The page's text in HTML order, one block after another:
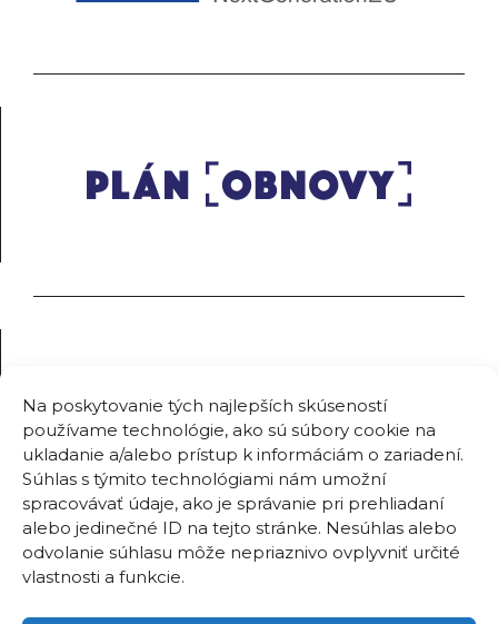
Na poskytovanie tých najlepších skúseností
používame technológie, ako sú súbory cookie na
ukladanie a/alebo prístup k informáciám o zariadení.
Súhlas s týmito technológiami nám umožní
spracovávať údaje, ako je správanie pri prehliadaní
alebo jedinečné ID na tejto stránke. Nesúhlas alebo
odvolanie súhlasu môže nepriaznivo ovplyvniť určité
vlastnosti a funkcie.